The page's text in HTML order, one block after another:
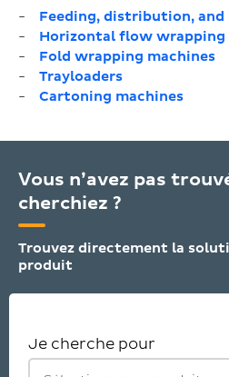
Feeding, distribution,
Horizontal flow wrapping
Fold wrapping machines
Trayloaders
Cartoning machines
Vous n’avez pas
cherchiez ?
Trouvez directement la
produit
Je cherche pour